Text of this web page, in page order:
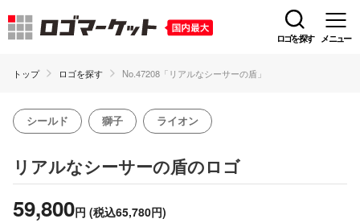
ロゴを探す メニュー
トップ ロゴを探す No.47208「リアルなシーサーの盾」
シールド 獅子 ライオン
リアルなシーサーの盾のロゴ
59,800円 (税込65,780円)